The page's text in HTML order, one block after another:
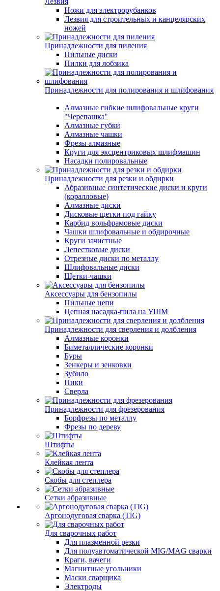
Ножи для электрорубанков
Лезвия для строительных и канцелярских
ножей
Принадлежности для пиления
Пильные диски
Пилки для лобзика
Принадлежности для полирования и шлифования
Алмазные гибкие шлифовальные круги
"Черепашка"
Алмазные губки
Алмазные чашки
Фрезы алмазные
Круги для эксцентриковых шлифмашин
Насадки полировальные
Принадлежности для резки и обдирки
Абразивные синтетические диски и круги
(коралловые)
Алмазные диски
Дисковые щетки под гайку
Карбид вольфрамовые диски
Чашки шлифовальные и обдирочные
Круги зачистные
Лепестковые диски
Отрезные диски по металлу
Шлифовальные диски
Щетки-чашки
Аксессуары для бензопилы
Пильные цепи
Цепная насадка-пила на УШМ
Принадлежности для сверления и долбления
Алмазные коронки
Биметаллические коронки
Буры
Зенкеры и зенковки
Зубило
Пики
Сверла
Принадлежности для фрезерования
Борфрезы по металлу
Фрезы по дереву
Штифты
Клейкая лента
Скобы для степлера
Сетки абразивные
Аргонодуговая сварка (TIG)
Для сварочных работ
Для плазменной резки
Для полуавтоматической MIG/MAG сварки
Краги, вачеги
Магнитные угольники
Маски сварщика
Электроды